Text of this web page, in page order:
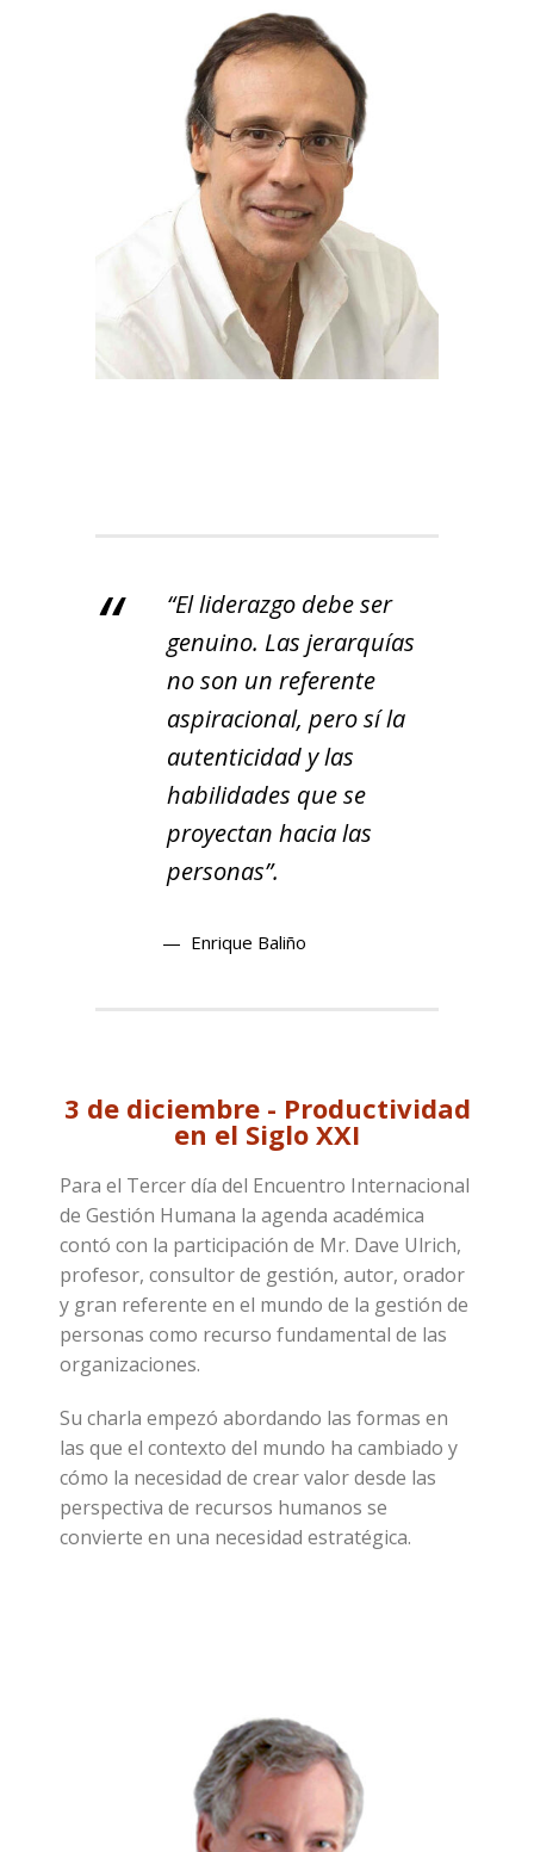
“El liderazgo debe ser
genuino. Las jerarquías
no son un referente
aspiracional, pero sí la
autenticidad y las
habilidades que se
proyectan hacia las
personas”.
Enrique Baliño
3 de diciembre - Productividad
en el Siglo XXI
Para el Tercer día del Encuentro Internacional
de Gestión Humana la agenda académica
contó con la participación de Mr. Dave Ulrich,
profesor, consultor de gestión, autor, orador
y gran referente en el mundo de la gestión de
personas como recurso fundamental de las
organizaciones.
Su charla empezó abordando las formas en
las que el contexto del mundo ha cambiado y
cómo la necesidad de crear valor desde las
perspectiva de recursos humanos se
convierte en una necesidad estratégica.